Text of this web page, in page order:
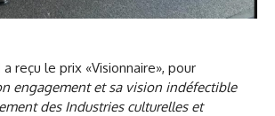
reçu le prix «Visionnaire», pour
engagement et sa vision indéfectible
des Industries culturelles et